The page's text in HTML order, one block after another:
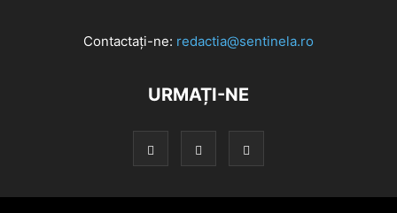
Contactați-ne: redactia@sentinela.ro
URMAȚI-NE